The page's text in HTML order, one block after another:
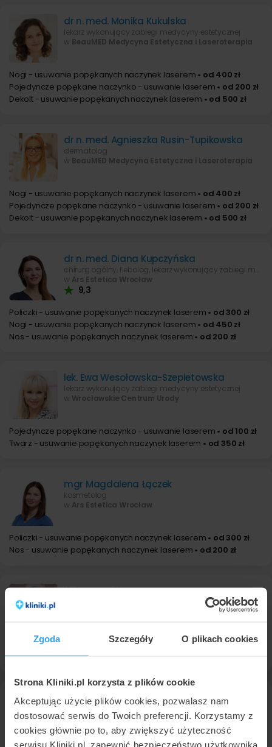
Zgoda Szczegóły O plikach cookies
Strona Kliniki.pl korzysta z plików cookie
Akceptując użycie plików cookies, pozwalasz nam
dostosować serwis do Twoich preferencji. Korzystamy z
cookies głównie po to, aby zwiększyć użyteczność
serwisu Kliniki.pl, zapewnić bezpieczeństwo użytkownika
dr n. med. Monika Kukulska
lekarz wykonujący zabiegi medycyny estetycznej
w BeauMED Medycyna Estetyczna i Laseroterapia
Nogi - usuwanie popękanych naczynek laserem • od 400 zł
Pojedyncze popękane naczynko - usuwanie laserem • od 200 zł
Dekolt - usuwanie popękanych naczynek laserem • od 500 zł
dr n. med. Agnieszka Rusin-Tupikowska
dermatolog
w BeauMED Medycyna Estetyczna i Laseroterapia
Nogi - usuwanie popękanych naczynek laserem • od 400 zł
Pojedyncze popękane naczynko - usuwanie laserem • od 200 zł
Dekolt - usuwanie popękanych naczynek laserem • od 500 zł
dr n. med. Diana Kupczyńska
w Ars Estetica Wrocław
9,3
Policzki - usuwanie popękanych naczynek laserem • od 300 zł
Nogi - usuwanie popękanych naczynek laserem • od 450 zł
Nos - usuwanie popękanych naczynek laserem • od 200 zł
lek. Ewa Wesołowska-Szepietowska
lekarz wykonujący zabiegi medycyny estetycznej
w Wrocławskie Centrum Urody
Pojedyncze popękane naczynko - usuwanie laserem • od 100 zł
Twarz - usuwanie popękanych naczynek laserem • od 350 zł
mgr Magdalena Łączek
kosmetolog
w Ars Estetica Wrocław
Policzki - usuwanie popękanych naczynek laserem • od 300 zł
Nos - usuwanie popękanych naczynek laserem • od 200 zł
Katarzyna Korman
Pojedyncze popękane naczynko - usuwanie laserem• od 100 zł
Twarz - usuwanie popękanych naczynek laserem
lek. Paweł Gołaszewski
chirurg ogólny, proktolog, flebolog
wGOYA Medical
10